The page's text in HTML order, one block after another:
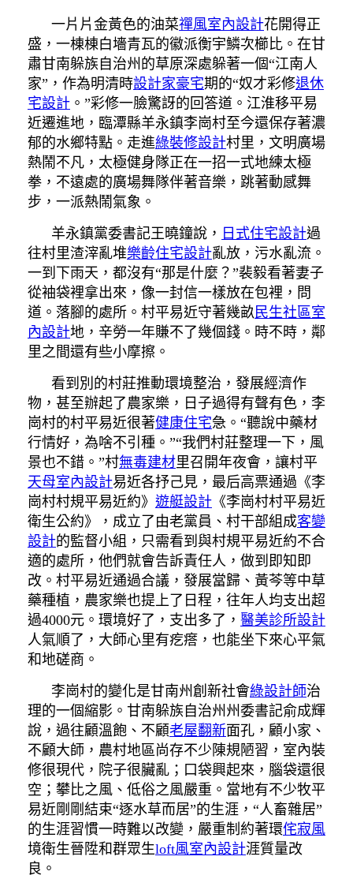
一片片金黃色的油菜禪風室內設計花開得正
盛，一棟棟白墻青瓦的徽派衡宇鱗次櫛比。在甘
肅甘南躲族自治州的草原深處躲著一個“江南人
家”，作為明清時設計家豪宅期的“奴才彩修退休
宅設計 。”彩修一臉驚訝的回答道。江淮移平易
近遷進地，臨潭縣羊永鎮李崗村至今還保存著濃
郁的水鄉特點。走進綠裝修設計村里，文明廣場
熱鬧不凡，太極健身隊正在一招一式地練太極
拳，不遠處的廣場舞隊伴著音樂，跳著動感舞
步，一派熱鬧氣象。
羊永鎮黨委書記王曉鐘說， 日式住宅設計過
往村里渣滓亂堆樂齡住宅設計亂放，污水亂流。
一到下雨天，都沒有“那是什麼？”裴毅看著妻子
從袖袋裡拿出來，像一封信一樣放在包裡，問
道。落腳的處所。村平易近守著幾畝 民生社區室
內設計地，辛勞一年賺不了幾個錢。時不時，鄰
里之間還有些小摩擦。
看到別的村莊推動環境整治，發展經濟作
物，甚至辦起了農家樂，日子過得有聲有色，李
崗村的村平易近很著健康住宅急。“聽說中藥材
行情好，為啥不引種。”“我們村莊整理一下，風
景也不錯。”村無毒建材里召開年夜會，讓村平
天母室內設計易近各抒己見，最后高票通過《李
崗村村規平易近約》 遊艇設計 《李崗村村平易近
衛生公約》，成立了由老黨員、村干部組成客變
設計的監督小組，只需看到與村規平易近約不合
適的處所，他們就會告訴責任人，做到即知即
改。村平易近通過合議，發展當歸、黃芩等中草
藥種植，農家樂也提上了日程，往年人均支出超
過4000元。環境好了，支出多了， 醫美診所設計
人氣順了，大師心里有疙瘩，也能坐下來心平氣
和地磋商。
李崗村的變化是甘南州創新社會綠設計師治
理的一個縮影。甘南躲族自治州州委書記俞成輝
說，過往顧溫飽、不顧老屋翻新面孔，顧小家、
不顧大師，農村地區尚存不少陳規陋習，室內裝
修很現代，院子很臟亂；口袋興起來，腦袋還很
空；攀比之風、低俗之風嚴重。當地有不少牧平
易近剛剛結束“逐水草而居”的生涯，“人畜雜居”
的生涯習慣一時難以改變，嚴重制約著環侘寂風
境衛生晉陞和群眾生loft風室內設計涯質量改
良。